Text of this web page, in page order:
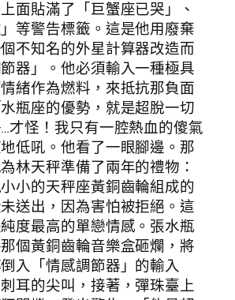
面貼滿了「巨蟹座已哭」、
」等警告標籤。這是他用廢棄
不知名的外星計算器改造而
器」。他必須輸入一種極具
緒作為燃料，來抵抗那負面
瓶座的優勢，就是超脫一切
才怪！我只有一腔熱血的傻氣
低吼。他看了一眼腳邊。那
林天秤準備了兩年的禮物：
小的天秤座黃銅齒輪組成的
送出，因為害怕被拒絕。這
度最高的單戀情感。張水瓶
個黃銅齒輪音樂盒砸爛，將
入「情感調節器」的輸入
耳的尖叫，接著，彈珠臺上